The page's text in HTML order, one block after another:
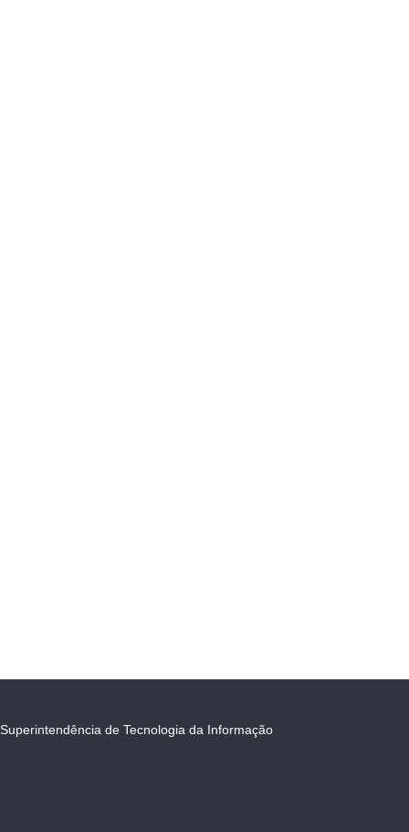
Superintendência de Tecnologia da Informação